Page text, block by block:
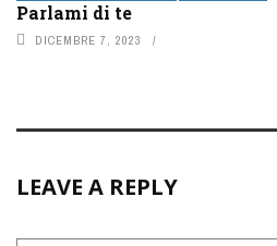
Parlami di te
DICEMBRE 7, 2023
LEAVE A REPLY